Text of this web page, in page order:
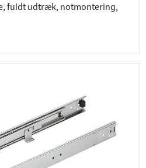
fuldt udtræk, notmontering,